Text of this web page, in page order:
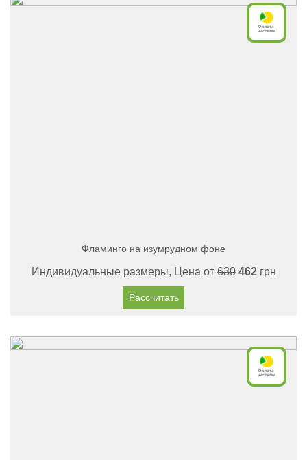
Фламинго на изумрудном фоне
Индивидуальные размеры, Цена от630 462грн
Рассчитать